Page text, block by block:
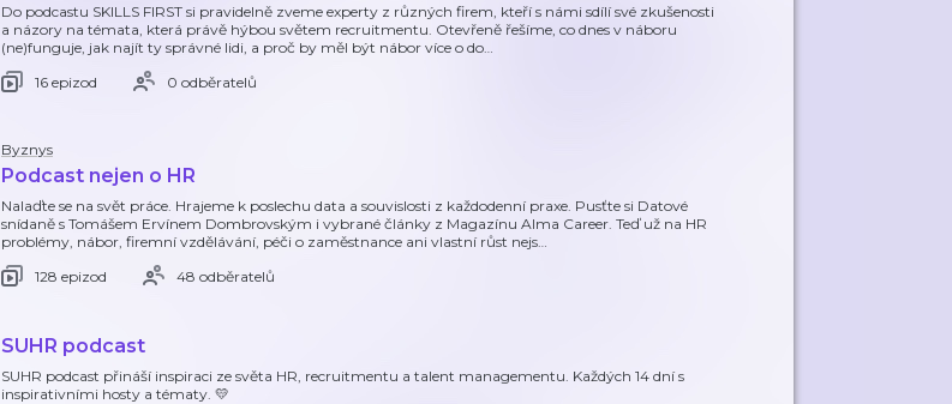
Do podcastu SKILLS FIRST si pravidelně zveme experty z různých firem, kteří s námi sdílí své zkušenosti
a názory na témata, která právě hýbou světem recruitmentu. Otevřeně řešíme, co dnes v náboru
(ne)funguje, jak najít ty správné lidi, a proč by měl být nábor více o do…
16 epizod
0 odběratelů
Byznys
Podcast nejen o HR
Nalaďte se na svět práce. Hrajeme k poslechu data a souvislosti z každodenní praxe. Pusťte si Datové
snídaně s Tomášem Ervínem Dombrovským i vybrané články z Magazínu Alma Career. Teď už na HR
problémy, nábor, firemní vzdělávání, péči o zaměstnance ani vlastní růst nejs…
128 epizod
48 odběratelů
SUHR podcast
SUHR podcast přináší inspiraci ze světa HR, recruitmentu a talent managementu. Každých 14 dní s
inspirativními hosty a tématy. 💛